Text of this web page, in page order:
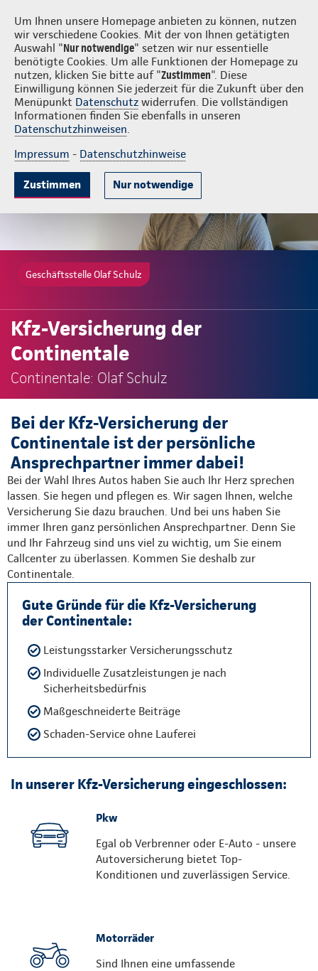
Um Ihnen unsere Homepage anbieten zu können, nutzen
wir verschiedene Cookies. Mit der von Ihnen getätigten
Auswahl "Nur notwendige" setzen wir nur essentielle
benötigte Cookies. Um alle Funktionen der Homepage zu
nutzen, klicken Sie bitte auf "Zustimmen". Diese
Einwilligung können Sie jederzeit für die Zukunft über den
Menüpunkt Datenschutz widerrufen. Die vollständigen
Informationen finden Sie ebenfalls in unseren
Datenschutzhinweisen.
Impressum - Datenschutzhinweise
Zustimmen Nur notwendige
Olaf Schulz Login
Gute Gründe Tarife & Leistungen Wissenswertes Beratung &
Geschäftsstelle Olaf Schulz
Kfz-Versicherung der
Continentale
Continentale: Olaf Schulz
Bei der Kfz-Versicherung der
Continentale ist der persönliche
Ansprechpartner immer dabei!
Bei der Wahl Ihres Autos haben Sie auch Ihr Herz sprechen
lassen. Sie hegen und pflegen es. Wir sagen Ihnen, welche
Versicherung Sie dazu brauchen. Und bei uns haben Sie
immer Ihren ganz persönlichen Ansprechpartner. Denn Sie
und Ihr Fahrzeug sind uns viel zu wichtig, um Sie einem
Callcenter zu überlassen. Kommen Sie deshalb zur
Continentale.
Gute Gründe für die Kfz-Versicherung
der Continentale:
Leistungsstarker Versicherungsschutz
Individuelle Zusatzleistungen je nach
Sicherheitsbedürfnis
Maßgeschneiderte Beiträge
Schaden-Service ohne Lauferei
In unserer Kfz-Versicherung eingeschlossen:
Pkw
Egal ob Verbrenner oder E-Auto - unsere
Autoversicherung bietet Top-
Konditionen und zuverlässigen Service.
Motorräder
Sind Ihnen eine umfassende